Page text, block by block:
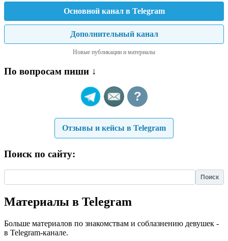
Основной канал в Telegram
Дополнительный канал
Новые публикации и материалы
По вопросам пиши ↓
?
Отзывы и кейсы в Telegram
Поиск по сайту:
Материалы в Telegram
Больше материалов по знакомствам и соблазнению девушек -
в Telegram-канале.